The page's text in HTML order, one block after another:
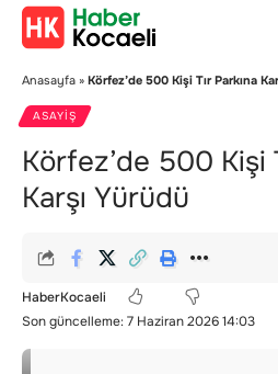
Anasayfa » Körfez’de 500 Kişi Tır Parkına
ASAYIŞ
Körfez’de 500 Kişi
Karşı Yürüdü
Son güncelleme: 7 Haziran 2026 14:03
HaberKocaeli